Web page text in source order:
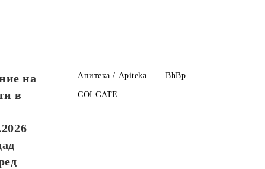
на
в
Апитека / Apiteka BhBp
COLGATE